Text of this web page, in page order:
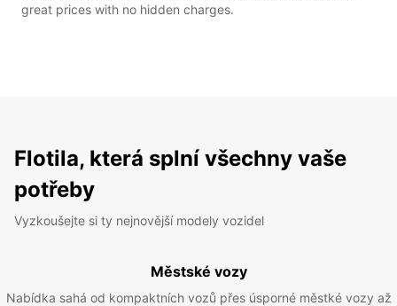
great prices with no hidden charges.
Flotila, která splní všechny vaše
potřeby
Vyzkoušejte si ty nejnovější modely vozidel
Městské vozy
Nabídka sahá od kompaktních vozů přes úsporné městké vozy až